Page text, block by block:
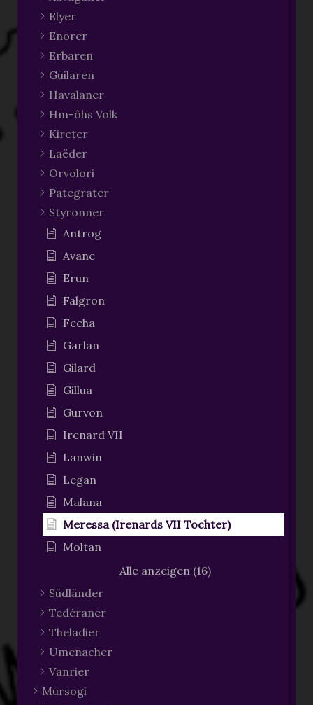
Elyer
Enorer
Erbaren
Guilaren
Havalaner
Hm-ôhs Volk
Kireter
Laëder
Orvolori
Pategrater
Styronner
Antrog
Avane
Erun
Falgron
Feeha
Garlan
Gilard
Gillua
Gurvon
Irenard VII
Lanwin
Legan
Malana
Meressa (Irenards VII Tochter)
Moltan
Alle anzeigen (16)
Südländer
Tedéraner
Theladier
Umenacher
Vanrier
Mursogi